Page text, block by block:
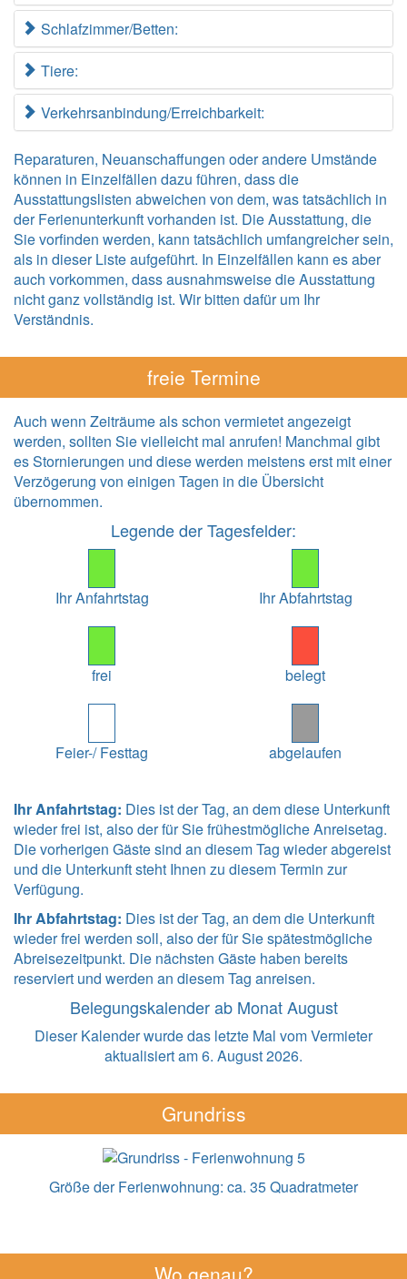
Schlafzimmer/Betten:
Tiere:
Verkehrsanbindung/Erreichbarkeit:
Reparaturen, Neuanschaffungen oder andere Umstände
können in Einzelfällen dazu führen, dass die
Ausstattungslisten abweichen von dem, was tatsächlich in
der Ferienunterkunft vorhanden ist. Die Ausstattung, die
Sie vorfinden werden, kann tatsächlich umfangreicher sein,
als in dieser Liste aufgeführt. In Einzelfällen kann es aber
auch vorkommen, dass ausnahmsweise die Ausstattung
nicht ganz vollständig ist. Wir bitten dafür um Ihr
Verständnis.
freie Termine
Auch wenn Zeiträume als schon vermietet angezeigt
werden, sollten Sie vielleicht mal anrufen! Manchmal gibt
es Stornierungen und diese werden meistens erst mit einer
Verzögerung von einigen Tagen in die Übersicht
übernommen.
Legende der Tagesfelder:
Ihr Anfahrtstag Ihr Abfahrtstag
frei belegt
Feier-/ Festtag abgelaufen
Ihr Anfahrtstag: Dies ist der Tag, an dem diese Unterkunft
wieder frei ist, also der für Sie frühestmögliche Anreisetag.
Die vorherigen Gäste sind an diesem Tag wieder abgereist
und die Unterkunft steht Ihnen zu diesem Termin zur
Verfügung.
Ihr Abfahrtstag: Dies ist der Tag, an dem die Unterkunft
wieder frei werden soll, also der für Sie spätestmögliche
Abreisezeitpunkt. Die nächsten Gäste haben bereits
reserviert und werden an diesem Tag anreisen.
Belegungskalender ab Monat August
Dieser Kalender wurde das letzte Mal vom Vermieter
aktualisiert am 6. August 2026.
Grundriss
Größe der Ferienwohnung: ca. 35 Quadratmeter
Wo genau?